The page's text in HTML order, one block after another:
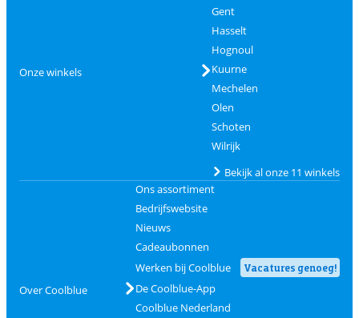
Onze winkels
Gent
Hasselt
Hognoul
Kuurne
Mechelen
Olen
Schoten
Wilrijk
Bekijk al onze 11 winkels
Over Coolblue
Ons assortiment
Bedrijfswebsite
Nieuws
Cadeaubonnen
Werken bij Coolblue
Vacatures genoeg!
De Coolblue-App
Coolblue Nederland